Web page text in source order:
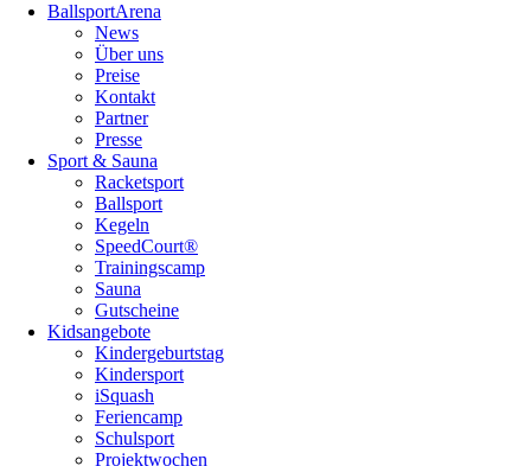
überspringenBallsportArena
News
Über uns
Preise
Kontakt
Partner
Presse
Sport & Sauna
Racketsport
Ballsport
Kegeln
SpeedCourt®
Trainingscamp
Sauna
Gutscheine
Kidsangebote
Kindergeburtstag
Kindersport
iSquash
Feriencamp
Schulsport
Projektwochen